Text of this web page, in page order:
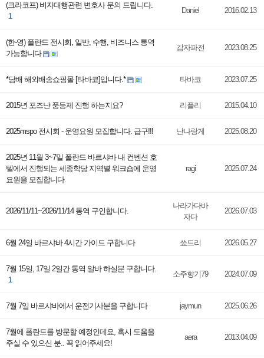
(크라코프) 비자대행관련 변호사 문의 드립니다.
1
Daniel 2016.02.13
(한-영) 폴란드 전시회, 일반, 수행, 비즈니스 통역
가능합니다
감자파전 2023.08.25
*담배 해외배송쇼핑몰 [타바코]입니다.* 타바코 2023.07.25
2015년 포즈난 풍등제 진행 하는지요? 리플리 2015.04.10
2025mspo 전시회 - 운영요원 모집합니다. 급구!!! 난나랑게 2025.08.20
2025년 11월 3~7일 폴란드 바르샤바 내 컨벤션 호
텔에서 진행되는 세종학당 지역별 워크숍에 운영
요원을 모집합니다.
ragi 2025.07.24
2026/11/11~2026/11/14 통역 구인합니다.
나라가다바
자다
2026.07.03
6월 24일 바르샤바 4시간 가이드 구합니다 쑈드리 2026.05.27
7월 15일, 17일 2일간 통역 알바 하실분 구합니다.
1
소주향기79 2024.07.09
7월 7일 바르샤바에서 운전기사분을 구합니다 jaymun 2025.06.26
7월에 폴란드를 방문할 예정인데요, 혹시 도움을
주실 수 있으신 분.. 꼭 읽어주세요!
aera 2013.04.09